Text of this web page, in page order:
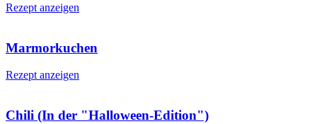
Rezept anzeigen
Marmorkuchen
Rezept anzeigen
Chili (In der "Halloween-Edition")